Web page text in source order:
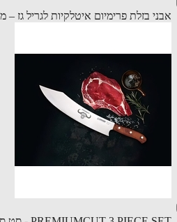
בזלת פרימיום איטלקיות לגריל גז – מארז 32 יחידות